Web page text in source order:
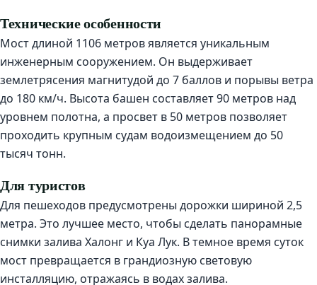
Технические особенности
Мост длиной 1106 метров является уникальным
инженерным сооружением. Он выдерживает
землетрясения магнитудой до 7 баллов и порывы ветра
до 180 км/ч. Высота башен составляет 90 метров над
уровнем полотна, а просвет в 50 метров позволяет
проходить крупным судам водоизмещением до 50
тысяч тонн.
Для туристов
Для пешеходов предусмотрены дорожки шириной 2,5
метра. Это лучшее место, чтобы сделать панорамные
снимки залива Халонг и Куа Лук. В темное время суток
мост превращается в грандиозную световую
инсталляцию, отражаясь в водах залива.